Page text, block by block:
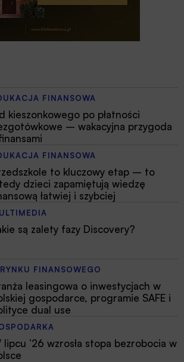
FINANSOWA
kieszonkowego po płatności
– wakacyjna przygoda
FINANSOWA
to kluczowy etap – to
dzieci zapamiętują wiedzę
łatwiej i szybciej
są zalety fazy Discovery?
FINANSOWEGO
leasingowa o inwestycjach w
gospodarce, programie SAFE i
dual use
lipcu ’26 wzrosła stopa bezrobocia w